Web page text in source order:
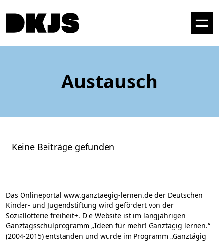
Austausch
Keine Beiträge gefunden
Das Onlineportal www.ganztaegig-lernen.de der Deutschen
Kinder- und Jugendstiftung wird gefördert von der
Soziallotterie freiheit+. Die Website ist im langjährigen
Ganztagsschulprogramm „Ideen für mehr! Ganztägig lernen.“
(2004-2015) entstanden und wurde im Programm „Ganztägig